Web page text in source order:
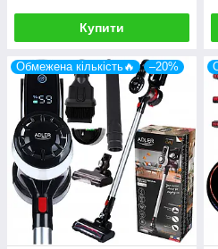
Купити
Обмежена кількість🔥 –20%